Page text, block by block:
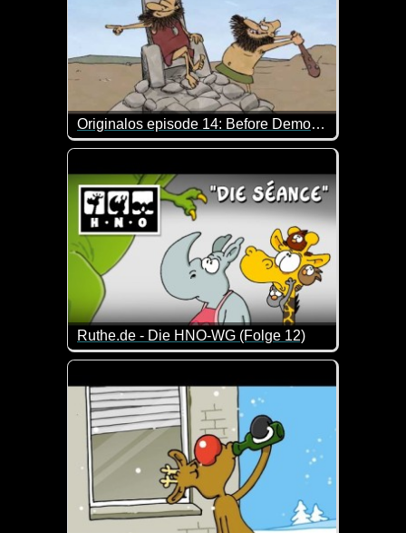
Originalos episode 14: Before Democracy
Hast du jemals darüber nachgedacht, wie die
Ruthe.de - Die HNO-WG (Folge 12)
Eine neue Folge von den drei lustigen Gesellen